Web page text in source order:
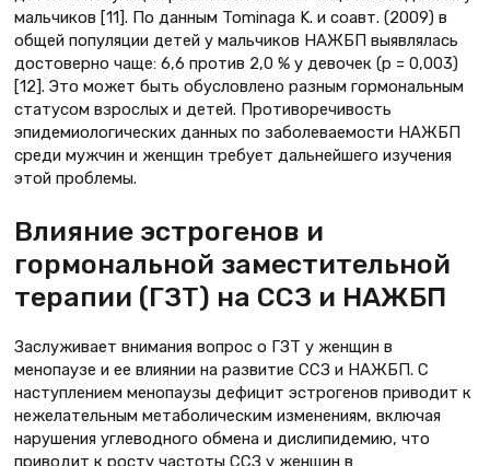
мальчиков [11]. По данным Tominaga K. и соавт. (2009) в
общей популяции детей у мальчиков НАЖБП выявлялась
достоверно чаще: 6,6 против 2,0 % у девочек (р = 0,003)
[12]. Это может быть обусловлено разным гормональным
статусом взрослых и детей. Противоречивость
эпидемиологических данных по заболеваемости НАЖБП
среди мужчин и женщин требует дальнейшего изучения
этой проблемы.
Влияние эстрогенов и
гормональной заместительной
терапии (ГЗТ) на ССЗ и НАЖБП
Заслуживает внимания вопрос о ГЗТ у женщин в
менопаузе и ее влиянии на развитие ССЗ и НАЖБП. С
наступлением менопаузы дефицит эстрогенов приводит к
нежелательным метаболическим изменениям, включая
нарушения углеводного обмена и дислипидемию, что
приводит к росту частоты ССЗ у женщин в